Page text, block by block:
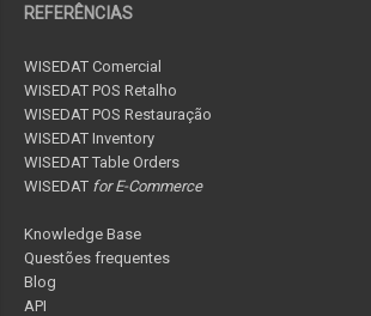
REFERÊNCIAS
WISEDAT Comercial
WISEDAT POS Retalho
WISEDAT POS Restauração
WISEDAT Inventory
WISEDAT Table Orders
WISEDAT for E-Commerce
Knowledge Base
Questões frequentes
Blog
API